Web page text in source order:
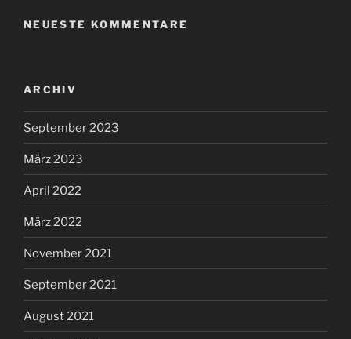
NEUESTE KOMMENTARE
ARCHIV
September 2023
März 2023
April 2022
März 2022
November 2021
September 2021
August 2021